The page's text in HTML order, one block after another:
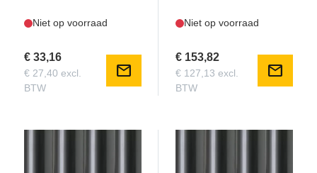
Niet op voorraad
€ 33,16
€ 27,40 excl.
BTW
mail
Niet op voorraad
€ 153,82
€ 127,13 excl.
BTW
mail